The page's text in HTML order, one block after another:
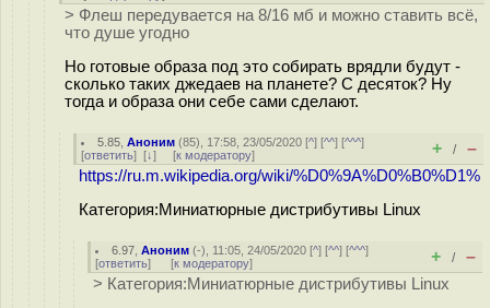
> Флеш передувается на 8/16 мб и можно ставить всё,
что душе угодно
Но готовые образа под это собирать врядли будут -
сколько таких джедаев на планете? С десяток? Ну
тогда и образа они себе сами сделают.
5.85 ,Аноним (85), 17:58, 23/05/2020 [^] [^^] [^^^]
[ответить] [↓] [к модератору] + / –
https://ru.m.wikipedia.org/wiki/%D0%9A%D0%B0%D1%
Категория:Миниатюрные дистрибутивы Linux
6.97 ,Аноним (-), 11:05, 24/05/2020 [^] [^^] [^^^]
[ответить] [к модератору] + / –
> Категория:Миниатюрные дистрибутивы Linux